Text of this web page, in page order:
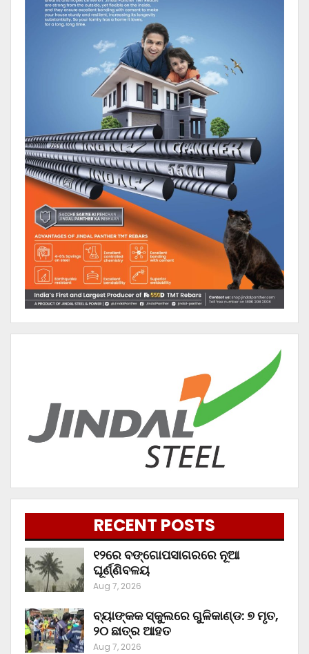
RECENT POSTS
୧୨ରେ ବଙ୍ଗୋପସାଗରରେ ନୂଆ
ଘୂର୍ଣ୍ଣିବଳୟ
Aug 7, 2026
ବ୍ୟାଙ୍କକ ସ୍କୁଲରେ ଗୁଳିକାଣ୍ଡ: ୭ ମୃତ,
୨୦ ଛାତ୍ର ଆହତ
Aug 7, 2026